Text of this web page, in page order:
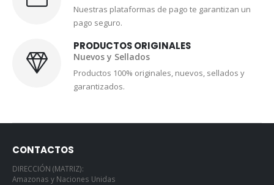
Nuestras plataformas de pago te garantizan un
pago seguro.
PRODUCTOS ORIGINALES
Nuevos y Sellados
Productos 100% originales, nuevos, sellados y
garantizados.
CONTACTOS
DIRECCIÓN (MATRIZ):
Amazonas y Naciones Unidas